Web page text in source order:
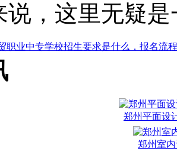
说，这里无疑
职业中专学校招生要求是什么，报名流
郑州平面设
郑州室